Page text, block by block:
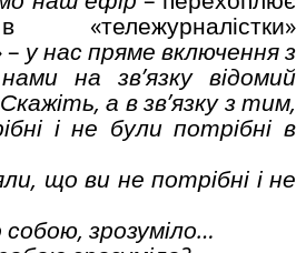
«тележурналістки»
– у нас пряме включення з
на зв’язку відомий
а в зв’язку з тим,
і не були потрібні в
що ви не потрібні і не
зрозуміло…